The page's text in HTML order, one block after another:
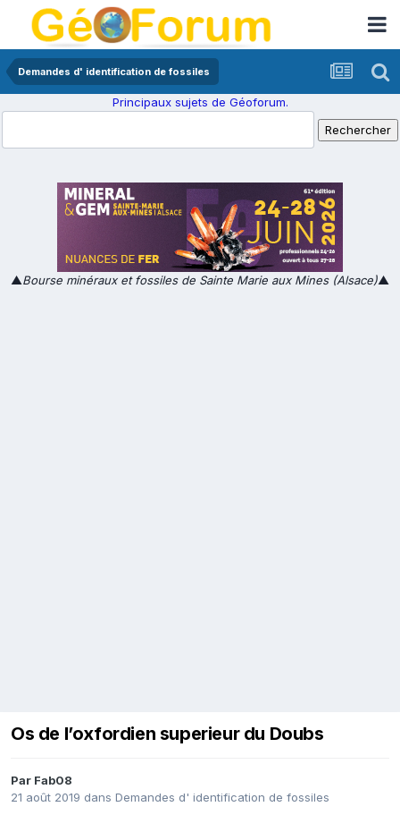
Demandes d' identification de fossiles
Principaux sujets de Géoforum.
▲Bourse minéraux et fossiles de Sainte Marie aux Mines (Alsace)▲
Os de l’oxfordien superieur du Doubs
Par Fab08
21 août 2019 dans Demandes d' identification de fossiles